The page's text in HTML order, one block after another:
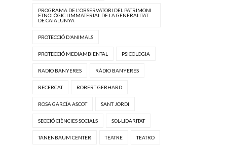
PROGRAMA DE L'OBSERVATORI DEL PATRIMONI
ETNOLÒGIC I IMMATERIAL DE LA GENERALITAT
DE CATALUNYA
PROTECCIÓ D'ANIMALS
PROTECCIÓ MEDIAMBIENTAL PSICOLOGIA
RADIO BANYERES RÀDIO BANYERES
RECERCAT ROBERT GERHARD
ROSA GARCÍA ASCOT SANT JORDI
SECCIÓ CIÈNCIES SOCIALS SOL·LIDARITAT
TANENBAUM CENTER TEATRE TEATRO